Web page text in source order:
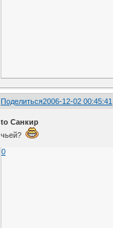
Поделиться2006-12-02 00:45:41
to Санкир
чьей?
0